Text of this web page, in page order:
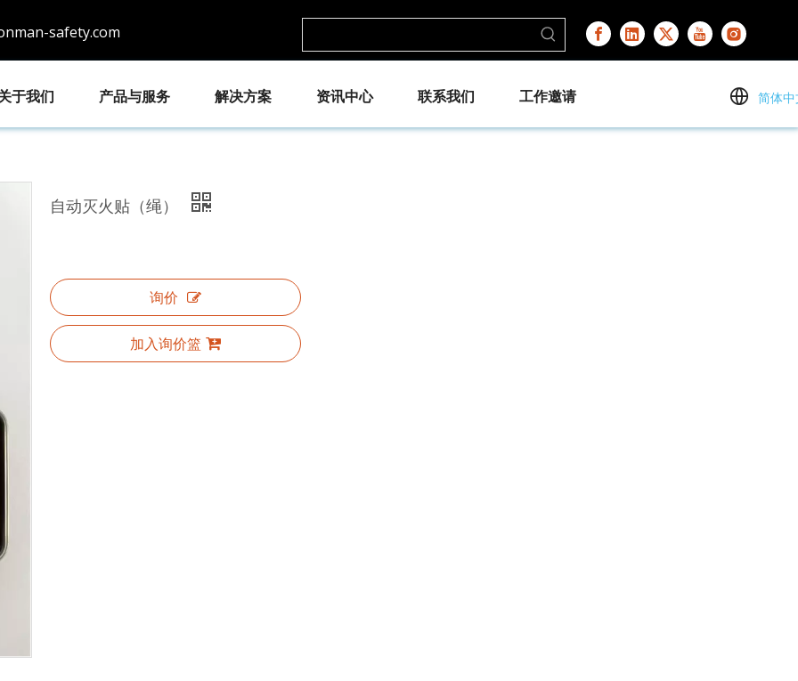
safety.com
于我们 产品与服务 解决方案 资讯中心 联系我们 工作邀请 简体
自动灭火贴（绳）
询价
加入询价篮